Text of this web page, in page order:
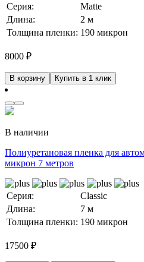
Серия:
Matte
Длина:
2 м
Толщина пленки: 190 микрон
8000 ₽
В корзину Купить в 1 клик
В наличии
Полиуретановая пленка для
микрон 7 метров
Серия:
Classic
Длина:
7 м
Толщина пленки: 190 микрон
17500 ₽